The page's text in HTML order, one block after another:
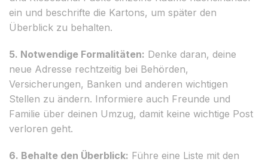
ein und beschrifte die Kartons, um später den
Überblick zu behalten.
5. Notwendige Formalitäten: Denke daran, deine
neue Adresse rechtzeitig bei Behörden,
Versicherungen, Banken und anderen wichtigen
Stellen zu ändern. Informiere auch Freunde und
Familie über deinen Umzug, damit keine wichtige Post
verloren geht.
6. Behalte den Überblick: Führe eine Liste mit den